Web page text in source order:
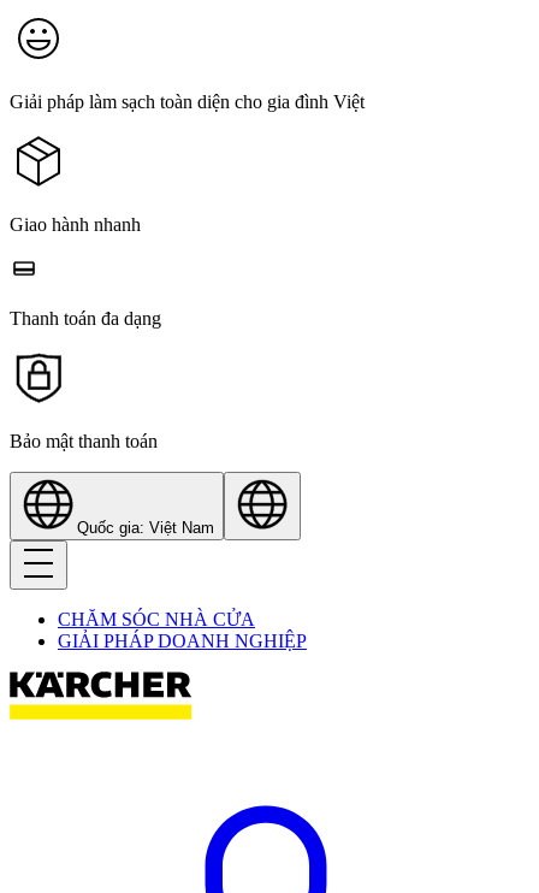
Giải pháp làm sạch toàn diện cho gia đình Việt
Giao hành nhanh
Thanh toán đa dạng
Bảo mật thanh toán
Quốc gia: Việt Nam
CHĂM SÓC NHÀ CỬA
GIẢI PHÁP DOANH NGHIỆP